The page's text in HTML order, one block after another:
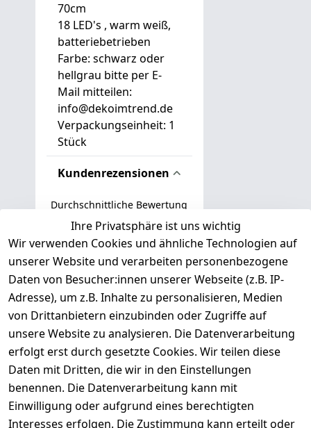
70cm
18 LED's , warm weiß,
batteriebetrieben
Farbe: schwarz oder
hellgrau bitte per E-
Mail mitteilen:
info@dekoimtrend.de
Verpackungseinheit: 1
Stück
Kundenrezensionen
Durchschnittliche Bewertung
0
Basierend auf 0 Bewertung(en)
Bewertung abgeben
5
( 0
)
4
( 0
)
3
( 0
)
2
( 0
Ihre Privatsphäre ist uns wichtig
Wir verwenden Cookies und ähnliche Technologien auf
unserer Website und verarbeiten personenbezogene
Daten von Besucher:innen unserer Webseite (z.B. IP-
Adresse), um z.B. Inhalte zu personalisieren, Medien
von Drittanbietern einzubinden oder Zugriffe auf
unsere Website zu analysieren. Die Datenverarbeitung
erfolgt erst durch gesetzte Cookies. Wir teilen diese
Daten mit Dritten, die wir in den Einstellungen
benennen. Die Datenverarbeitung kann mit
Einwilligung oder aufgrund eines berechtigten
Interesses erfolgen. Die Zustimmung kann erteilt oder